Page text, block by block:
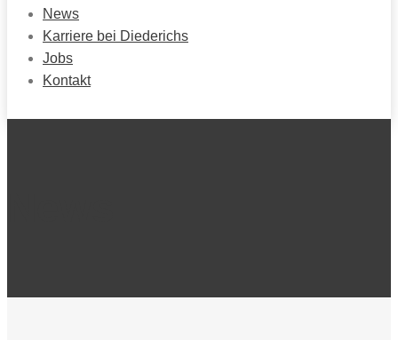
News
Karriere bei Diederichs
Jobs
Kontakt